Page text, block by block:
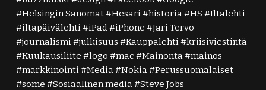
Helsingin Sanomat
Hesari historia HS
Iltalehti
iltapäivälehti
iPad iPhone
Jari Tervo
journalismi
julkisuus Kauppalehti
kriisiviestintä
Kuukausiliite
logo mac Mainonta
mainos
markkinointi
Media Nokia
Perussuomalaiset
some
Sosiaalinen media
Steve Jobs